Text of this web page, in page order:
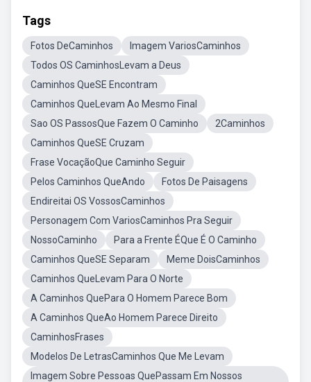
Tags
Fotos DeCaminhos
Imagem VariosCaminhos
Todos OS CaminhosLevam a Deus
Caminhos QueSE Encontram
Caminhos QueLevam Ao Mesmo Final
Sao OS PassosQue Fazem O Caminho
2Caminhos
Caminhos QueSE Cruzam
Frase VocaçãoQue Caminho Seguir
Pelos Caminhos QueAndo
Fotos De Paisagens
Endireitai OS VossosCaminhos
Personagem Com VariosCaminhos Pra Seguir
NossoCaminho
Para a Frente ÉQue É O Caminho
Caminhos QueSE Separam
Meme DoisCaminhos
Caminhos QueLevam Para O Norte
A Caminhos QuePara O Homem Parece Bom
A Caminhos QueAo Homem Parece Direito
CaminhosFrases
Modelos De LetrasCaminhos Que Me Levam
Imagem Sobre Pessoas QuePassam Em Nossos